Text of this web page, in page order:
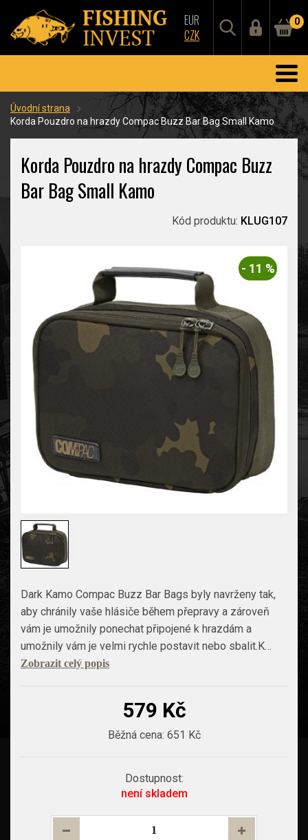
EUR
CZK
0
Úvodní strana
Korda Pouzdro na hrazdy Compac Buzz Bar Bag Small Kamo
Korda Pouzdro na hrazdy Compac Buzz
Bar Bag Small Kamo
Kód produktu: KLUG107
- 11 %
Dark Kamo Compac Buzz Bar Bags byly navrženy tak,
aby chránily vaše hlásiče během přepravy a zároveň
vám je umožnily ponechat připojené k hrazdám a
umožnily vám je velmi rychle postavit nebo sbalit.K…
Zobrazit celý popis
579 Kč
Běžná cena: 651 Kč
Dostupnost:
není skladem